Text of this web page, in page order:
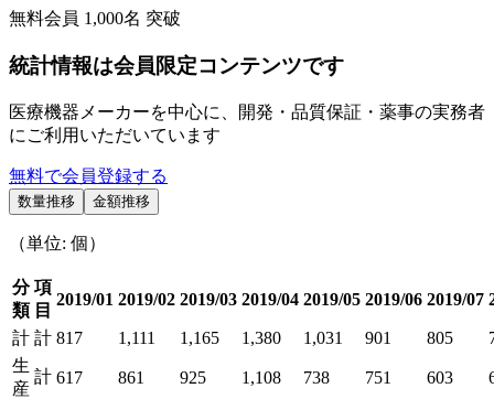
無料会員 1,000名 突破
統計情報は会員限定コンテンツです
医療機器メーカーを中心に、開発・品質保証・薬事の実務者
にご利用いただいています
無料で会員登録する
数量推移 金額推移
（単位: 個）
分
類
項
目
2019/01 2019/02 2019/03 2019/04 2019/05 2019/06 2019/07
計 計 817 1,111 1,165 1,380 1,031 901 805
生
産
計 617 861 925 1,108 738 751 603